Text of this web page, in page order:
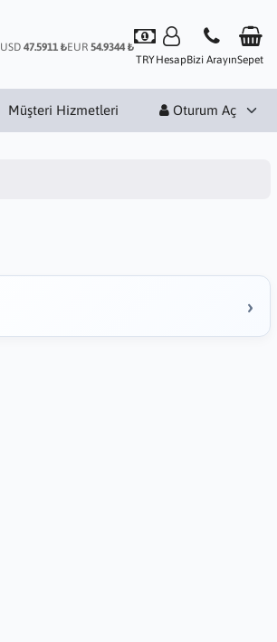
USD 47.5911 ₺EUR 54.9344 ₺
TRYHesapBizi ArayınSepet
Müşteri Hizmetleri Oturum Aç
›